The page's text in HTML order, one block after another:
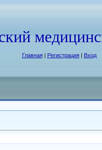
Главная| Регистрация| Вход